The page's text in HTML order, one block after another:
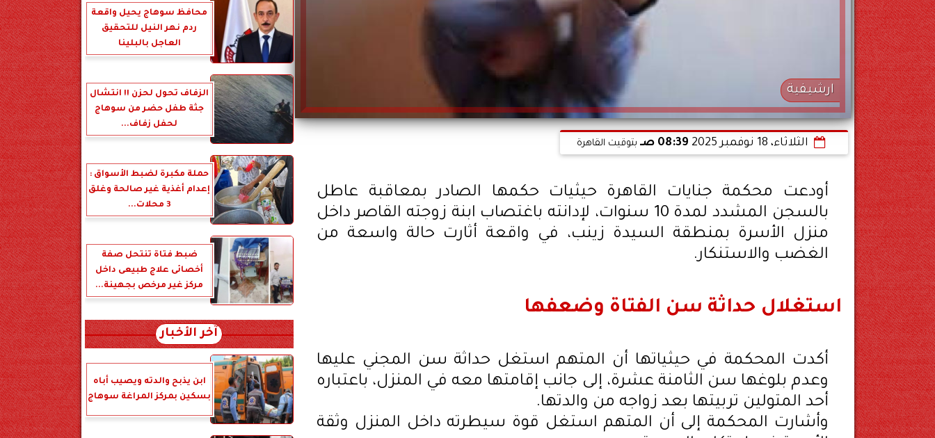
ارشيفية
الثلاثاء، 18 نوفمبر 2025 08:39 صـ بتوقيت القاهرة
أودعت محكمة جنايات القاهرة حيثيات حكمها الصادر بمعاقبة عاطل
بالسجن المشدد لمدة 10 سنوات، لإدانته باغتصاب ابنة زوجته القاصر داخل
منزل الأسرة بمنطقة السيدة زينب، في واقعة أثارت حالة واسعة من
الغضب والاستنكار.
استغلال حداثة سن الفتاة وضعفها
أكدت المحكمة في حيثياتها أن المتهم استغل حداثة سن المجني عليها
وعدم بلوغها سن الثامنة عشرة، إلى جانب إقامتها معه في المنزل، باعتباره
أحد المتولين تربيتها بعد زواجه من والدتها.
وأشارت المحكمة إلى أن المتهم استغل قوة سيطرته داخل المنزل وثقة
محافظ سوهاج يحيل واقعة
ردم نهر النيل للتحقيق
العاجل بالبلينا
الزفاف تحول لحزن !! انتشال
جثة طفل حضر من سوهاج
لحفل زفاف...
حملة مكبرة لضبط الأسواق :
إعدام أغذية غير صالحة وغلق
3 محلات...
ضبط فتاة تنتحل صفة
أخصائى علاج طبيعى داخل
مركز غير مرخص بجهينة...
آخر الأخبار
ابن يذبح والدته ويصيب أباه
بسكين بمركز المراغة سوهاج